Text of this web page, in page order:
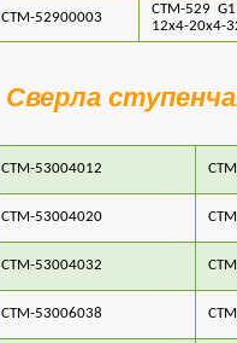
СTМ-52900003
СTМ-529
12x4-20x4-
Сверла
СТМ-53004012
СТМ-53004020
СТМ-53004032
СТМ-53006038